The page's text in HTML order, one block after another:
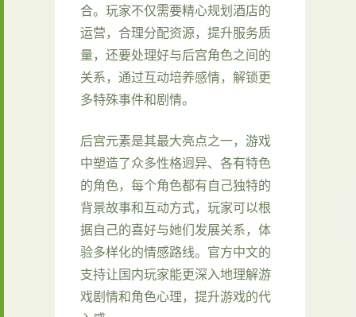
合。玩家不仅需要精心规划酒店的
运营，合理分配资源，提升服务质
量，还要处理好与后宫角色之间的
关系，通过互动培养感情，解锁更
多特殊事件和剧情。
后宫元素是其最大亮点之一，游戏
中塑造了众多性格迥异、各有特色
的角色，每个角色都有自己独特的
背景故事和互动方式，玩家可以根
据自己的喜好与她们发展关系，体
验多样化的情感路线。官方中文的
支持让国内玩家能更深入地理解游
戏剧情和角色心理，提升游戏的代